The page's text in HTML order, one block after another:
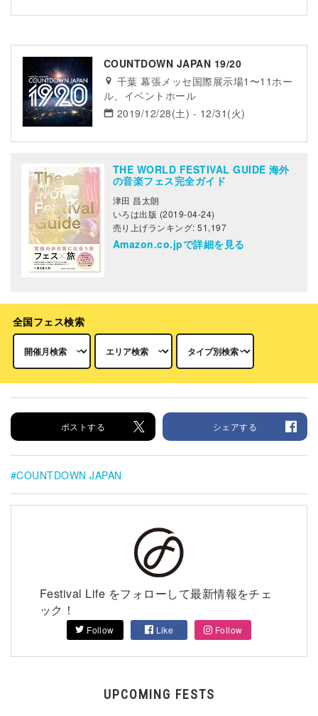
COUNTDOWN JAPAN 19/20
千葉 幕張メッセ国際展示場1〜11ホー
ル、イベントホール
2019/12/28(土) - 12/31(火)
THE WORLD FESTIVAL GUIDE 海外
の音楽フェス完全ガイド
津田 昌太朗
いろは出版 (2019-04-24)
売り上げランキング: 51,197
Amazon.co.jpで詳細を見る
全国フェス検索
ポストする シェアする
COUNTDOWN JAPAN
Festival Life をフォローして最新情報をチェ
ック！
Follow Like Follow
UPCOMING FESTS